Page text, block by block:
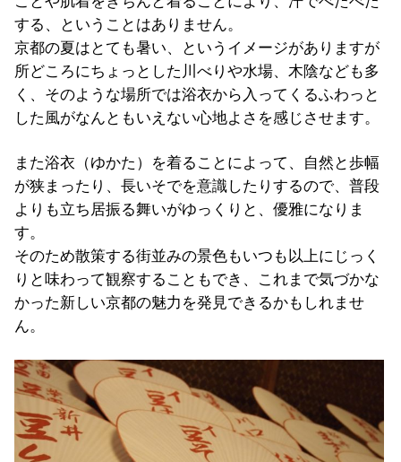
する、ということはありません。
京都の夏はとても暑い、というイメージがありますが
所どころにちょっとした川べりや水場、木陰なども多
く、そのような場所では浴衣から入ってくるふわっと
した風がなんともいえない心地よさを感じさせます。
また浴衣（ゆかた）を着ることによって、自然と歩幅
が狭まったり、長いそでを意識したりするので、普段
よりも立ち居振る舞いがゆっくりと、優雅になりま
す。
そのため散策する街並みの景色もいつも以上にじっく
りと味わって観察することもでき、これまで気づかな
かった新しい京都の魅力を発見できるかもしれませ
ん。